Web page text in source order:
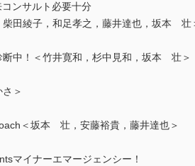
ンサルト必要十分
田綾子，和足孝之，藤井達也，坂本 壮
断中！＜竹井寛和，杉中見和，坂本 壮＞
＞
＜坂本 壮，安藤裕貴，藤井達也＞
マイナーエマージェンシー！